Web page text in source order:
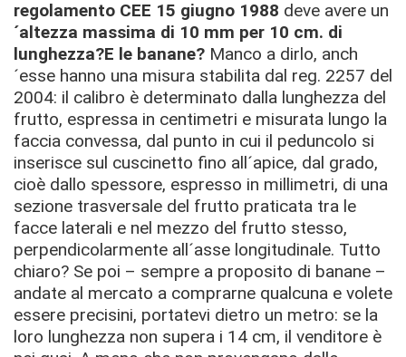
regolamento CEE 15 giugno 1988 deve avere un
´altezza massima di 10 mm per 10 cm. di
lunghezza?E le banane? Manco a dirlo, anch
´esse hanno una misura stabilita dal reg. 2257 del
2004: il calibro è determinato dalla lunghezza del
frutto, espressa in centimetri e misurata lungo la
faccia convessa, dal punto in cui il peduncolo si
inserisce sul cuscinetto fino all´apice, dal grado,
cioè dallo spessore, espresso in millimetri, di una
sezione trasversale del frutto praticata tra le
facce laterali e nel mezzo del frutto stesso,
perpendicolarmente all´asse longitudinale. Tutto
chiaro? Se poi – sempre a proposito di banane –
andate al mercato a comprarne qualcuna e volete
essere precisini, portatevi dietro un metro: se la
loro lunghezza non supera i 14 cm, il venditore è